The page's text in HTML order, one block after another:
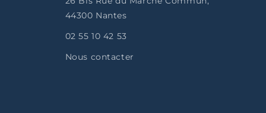
44300 Nantes
02 55 10 42 53
Nous contacter